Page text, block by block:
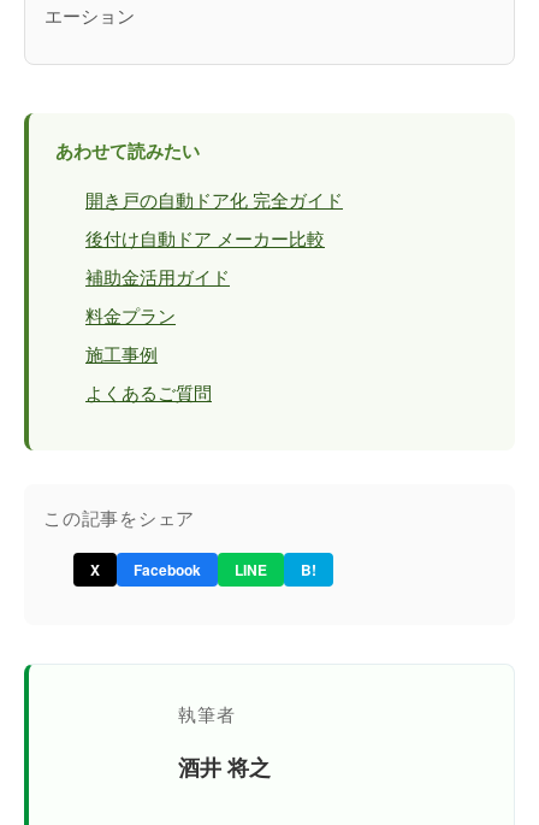
エーション
あわせて読みたい
開き戸の自動ドア化 完全ガイド
後付け自動ドア メーカー比較
補助金活用ガイド
料金プラン
施工事例
よくあるご質問
この記事をシェア
X Facebook LINE B!
執筆者
酒井 将之